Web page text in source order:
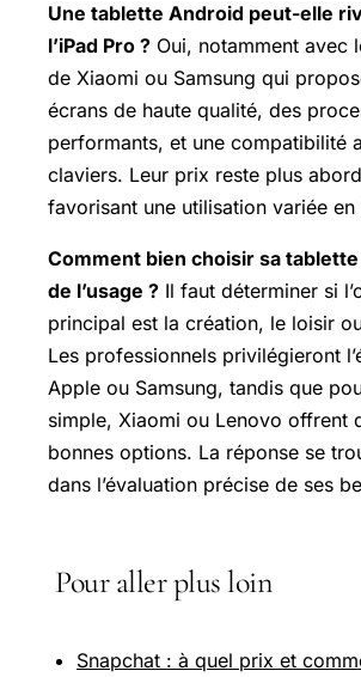
Une tablette Android peut-elle
l’iPad Pro ? Oui, notamment avec
de Xiaomi ou Samsung qui
écrans de haute qualité, des
performants, et une compatibilité
claviers. Leur prix reste plus
favorisant une utilisation variée
Comment bien choisir sa
de l’usage ? Il faut déterminer si
principal est la création, le loisir
Les professionnels privilégieront
Apple ou Samsung, tandis que
simple, Xiaomi ou Lenovo offrent
bonnes options. La réponse se
dans l’évaluation précise de ses
Pour aller plus loin
Snapchat : à quel prix et